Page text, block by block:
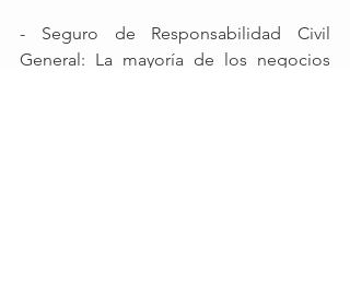
- Seguro de Responsabilidad Civil
General: La mayoría de los negocios